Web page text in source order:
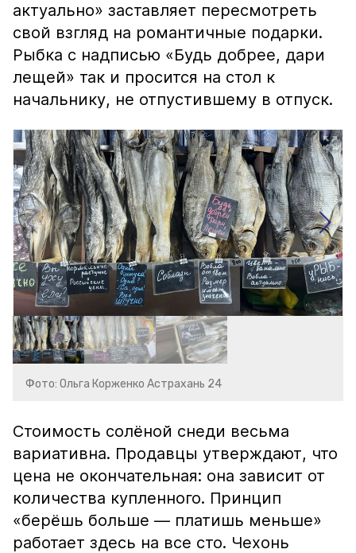
актуально» заставляет пересмотреть
свой взгляд на романтичные подарки.
Рыбка с надписью «Будь добрее, дари
лещей» так и просится на стол к
начальнику, не отпустившему в отпуск.
Фото: Ольга Корженко Астрахань 24
Стоимость солёной снеди весьма
вариативна. Продавцы утверждают, что
цена не окончательная: она зависит от
количества купленного. Принцип
«берёшь больше — платишь меньше»
работает здесь на все сто. Чехонь